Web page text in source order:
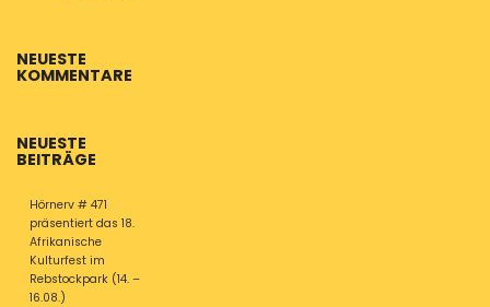
NEUESTE
KOMMENTARE
NEUESTE
BEITRÄGE
Hörnerv # 471
präsentiert das 18.
Afrikanische
Kulturfest im
Rebstockpark (14. –
16.08.)